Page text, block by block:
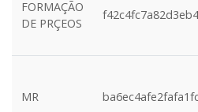
FORMAÇÃO
DE PRÇEOS
MR